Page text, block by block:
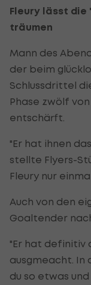
Fleury lässt die
träumen
Mann des
der beim
Schlussdrittel
Phase zwölf
entschärft.
"Er hat ihnen
stellte Flyers-
Fleury nur
Auch von den
Goaltender
"Er hat definitiv
ausgmeacht. In
du so etwas